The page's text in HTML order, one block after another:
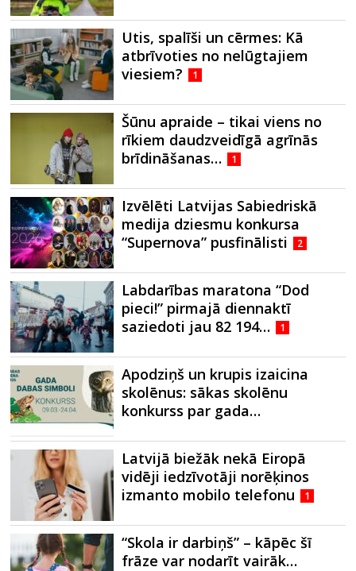
Utis, spalīši un cērmes: Kā
atbrīvoties no nelūgtajiem
viesiem?
1
Šūnu apraide – tikai viens no
rīkiem daudzveidīgā agrīnās
brīdināšanas…
1
Izvēlēti Latvijas Sabiedriskā
medija dziesmu konkursa
“Supernova” pusfinālisti
2
Labdarības maratona “Dod
pieci!” pirmajā diennaktī
saziedoti jau 82 194…
1
Apodziņš un krupis izaicina
skolēnus: sākas skolēnu
konkurss par gada…
Latvijā biežāk nekā Eiropā
vidēji iedzīvotāji norēķinos
izmanto mobilo telefonu
1
“Skola ir darbiņš” – kāpēc šī
frāze var nodarīt vairāk…